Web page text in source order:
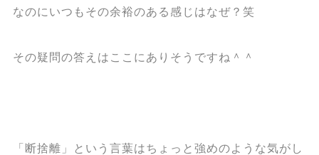
なのにいつもその余裕のある感じはなぜ？笑
その疑問の答えはここにありそうですね＾＾
「断捨離」という言葉はちょっと強めのような気がし